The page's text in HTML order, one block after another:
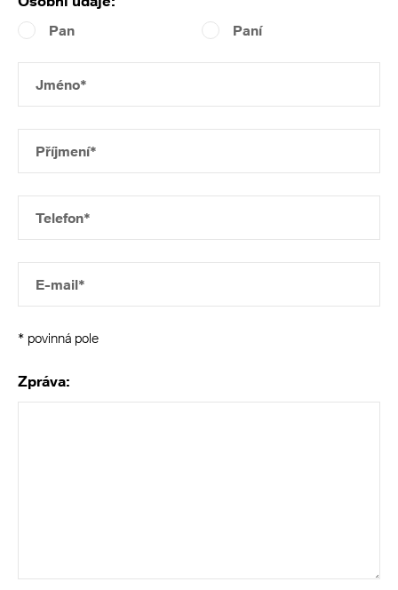
Pan Paní
Jméno*
Příjmení*
Telefon*
E-mail*
* povinná pole
Zpráva: